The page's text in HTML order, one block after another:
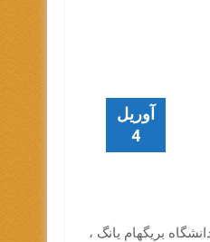
آوریل
4
بریگهام یانگ ،